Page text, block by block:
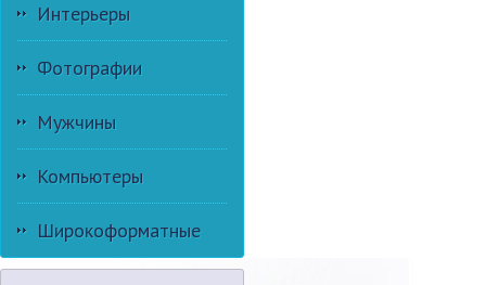
Интерьеры
Фотографии
Мужчины
Компьютеры
Широкоформатные